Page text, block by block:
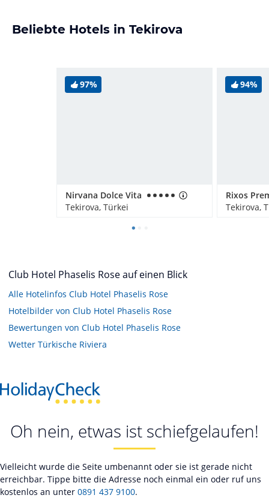
Beliebte Hotels in Tekirova
97%
Nirvana Dolce Vita
Tekirova, Türkei
94%
Tekirova,
Club Hotel Phaselis Rose auf einen Blick
Alle Hotelinfos Club Hotel Phaselis Rose
Hotelbilder von Club Hotel Phaselis Rose
Bewertungen von Club Hotel Phaselis Rose
Wetter Türkische Riviera
Oh nein, etwas ist schiefgelaufen!
Vielleicht wurde die Seite umbenannt oder sie ist gerade nicht
erreichbar. Tippe bitte die Adresse noch einmal ein oder ruf uns
kostenlos an unter 0891 437 9100.